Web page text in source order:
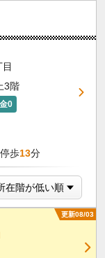
3階
0
歩13分
更新08/03